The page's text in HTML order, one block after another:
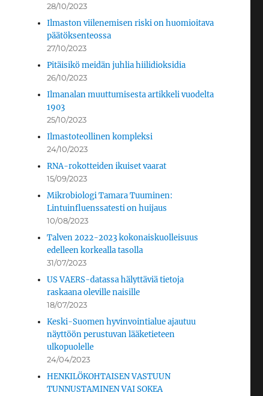
28/10/2023
Ilmaston viilenemisen riski on huomioitava
päätöksenteossa
27/10/2023
Pitäisikö meidän juhlia hiilidioksidia
26/10/2023
Ilmanalan muuttumisesta artikkeli vuodelta
1903
25/10/2023
Ilmastoteollinen kompleksi
24/10/2023
RNA-rokotteiden ikuiset vaarat
15/09/2023
Mikrobiologi Tamara Tuuminen:
Lintuinfluenssatesti on huijaus
10/08/2023
Talven 2022-2023 kokonaiskuolleisuus
edelleen korkealla tasolla
31/07/2023
US VAERS-datassa hälyttäviä tietoja
raskaana oleville naisille
18/07/2023
Keski-Suomen hyvinvointialue ajautuu
näyttöön perustuvan lääketieteen
ulkopuolelle
24/04/2023
HENKILÖKOHTAISEN VASTUUN
TUNNUSTAMINEN VAI SOKEA